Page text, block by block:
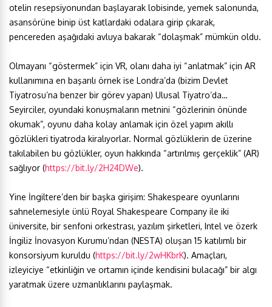
otelin resepsiyonundan başlayarak lobisinde, yemek salonunda,
asansörüne binip üst katlardaki odalara girip çıkarak,
pencereden aşağıdaki avluya bakarak “dolaşmak” mümkün oldu.
Olmayanı “göstermek” için VR, olanı daha iyi “anlatmak” için AR
kullanımına en başarılı örnek ise Londra’da (bizim Devlet
Tiyatrosu’na benzer bir görev yapan) Ulusal Tiyatro’da…
Seyirciler, oyundaki konuşmaların metnini “gözlerinin önünde
okumak”, oyunu daha kolay anlamak için özel yapım akıllı
gözlükleri tiyatroda kiralıyorlar. Normal gözlüklerin de üzerine
takılabilen bu gözlükler, oyun hakkında “artırılmış gerçeklik” (AR)
sağlıyor (https://bit.ly/2H24DWe).
Yine İngiltere’den bir başka girişim: Shakespeare oyunlarını
sahnelemesiyle ünlü Royal Shakespeare Company ile iki
üniversite, bir senfoni orkestrası, yazılım şirketleri, Intel ve özerk
İngiliz İnovasyon Kurumu’ndan (NESTA) oluşan 15 katılımlı bir
konsorsiyum kuruldu (https://bit.ly/2wHKbrK). Amaçları,
izleyiciye “etkinliğin ve ortamın içinde kendisini bulacağı” bir algı
yaratmak üzere uzmanlıklarını paylaşmak.